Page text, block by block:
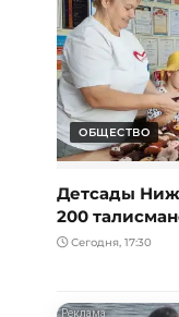
ОБЩЕСТВО
Детсады
200
Сегодня, 17:30